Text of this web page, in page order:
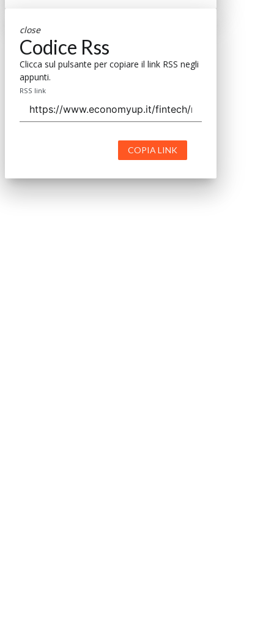
close
Codice Rss
Clicca sul pulsante per copiare il link RSS negli
appunti.
RSS link
COPIA LINK